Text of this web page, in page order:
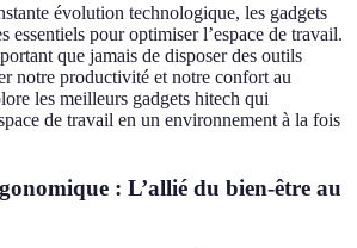
évolution technologique, les gadgets
essentiels pour optimiser l’espace de travail.
que jamais de disposer des outils
notre productivité et notre confort au
les meilleurs gadgets hitech qui
de travail en un environnement à la fois
: L’allié du bien-être au